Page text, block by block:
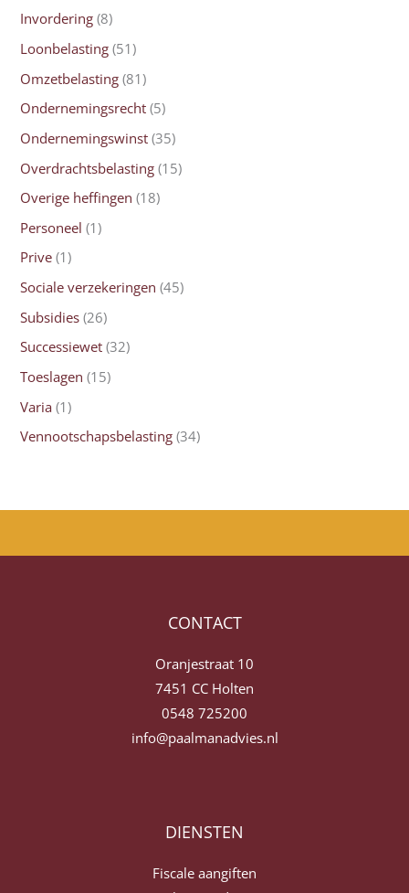
Invordering (8)
Loonbelasting (51)
Omzetbelasting (81)
Ondernemingsrecht (5)
Ondernemingswinst (35)
Overdrachtsbelasting (15)
Overige heffingen (18)
Personeel (1)
Prive (1)
Sociale verzekeringen (45)
Subsidies (26)
Successiewet (32)
Toeslagen (15)
Varia (1)
Vennootschapsbelasting (34)
CONTACT
Oranjestraat 10
7451 CC Holten
0548 725200
info@paalmanadvies.nl
DIENSTEN
Fiscale aangiften